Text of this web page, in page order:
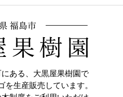
ある、大黒屋果樹園で
を生産販売しています。